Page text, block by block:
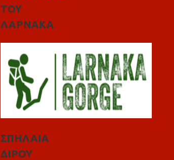
ΤΟΥ
ΛΑΡΝΑΚΑ
ΣΠΗΛΑΙΑ
ΔΙΡΟΥ